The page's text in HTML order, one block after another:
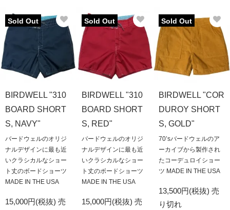
Sold Out
BIRDWELL "310
BOARD SHORT
S, NAVY"
バードウェルのオリジ
ナルデザインに最も近
いクラシカルなショー
ト丈のボードショーツ
MADE IN THE USA
15,000円(税抜) 売
Sold Out
BIRDWELL "310
BOARD SHORT
S, RED"
バードウェルのオリジ
ナルデザインに最も近
いクラシカルなショー
ト丈のボードショーツ
MADE IN THE USA
15,000円(税抜)売
Sold Out
BIRDWELL "COR
DUROY SHORT
S, GOLD"
70’sバードウェルのア
ーカイブから製作され
たコーデュロイショー
ツ MADE IN THE USA
13,500円(税抜) 売
り切れ